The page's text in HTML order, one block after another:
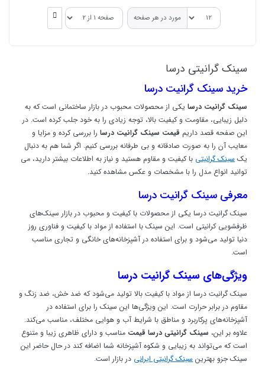
مورد در هر صفحه
سینک گرانیتی درسا
خرید سینک گرانیت درسا
سینک گرانیت درسا یکی از محصولات محبوب در بازار ساختمانی است که به
دلیل زیبایی، مقاومت و کیفیت بالا، توجه زیادی را به خود جلب کرده است. در
این صفحه قصد داریم قیمت سینک گرانیت درسا را بررسی کرده و مزایا و
معایب آن را به صورت صادقانه و بی طرفانه بررسی کنیم. اگر شما هم به دنبال
یک سینک گرانیتی با کیفیت و مقاوم هستید و نیاز به اطلاعات بیشتر دارید، می
توانید انواع مدل را با مشخصات و عکس مشاهده کنید.
معرفی سینک گرانیت درسا
سینک گرانیت درسا یکی از محصولات با کیفیت و محبوب در بازار سینک‌های
ظرفشویی کرانیتی است. این سینک با استفاده از مواد با کیفیت و فناوری روز
دنیا تولید می‌شود و برای استفاده در آشپزخانه‌های خانگی و تجاری مناسب
است.
ویژگی‌های سینک گرانیت درسا
سینک گرانیت درسا از مواد با کیفیت بالا تولید می‌شود که ضد خش، ضد زنگ و
مقاوم در برابر حرارت است. این ویژگی‌ها این سینک را برای استفاده در
آشپزخانه‌های پرکاربرد و مناطق با شرایط آب و هوایی مختلف، مناسب می‌کند.
علاوه بر این، سینک گرانیتی درسا قیمت مناسب و دارای ظاهری زیبا و متنوع
است که می‌تواند به زیبایی و شکوه آشپزخانه شما اضافه کند در حال حاضر این
سینک جزو بهترین سینک گرانیتی ایرانی در بازار است.